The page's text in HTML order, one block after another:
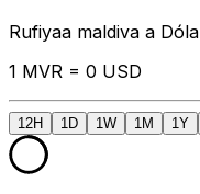
Rufiyaa maldiva a
1 MVR = 0 USD
12H 1D 1W 1M 1Y